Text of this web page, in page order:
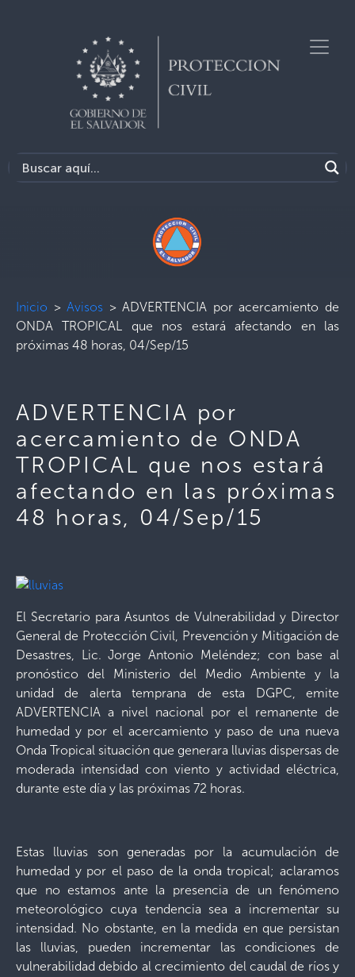
Inicio >Avisos >ADVERTENCIA por acercamiento de
ONDA TROPICAL que nos estará afectando en las
próximas 48 horas, 04/Sep/15
ADVERTENCIA por
acercamiento de ONDA
TROPICAL que nos estará
afectando en las próximas
48 horas, 04/Sep/15
El Secretario para Asuntos de Vulnerabilidad y Director
General de Protección Civil, Prevención y Mitigación de
Desastres, Lic. Jorge Antonio Meléndez; con base al
pronóstico del Ministerio del Medio Ambiente y la
unidad de alerta temprana de esta DGPC, emite
ADVERTENCIA a nivel nacional por el remanente de
humedad y por el acercamiento y paso de una nueva
Onda Tropical situación que generara lluvias dispersas de
moderada intensidad con viento y actividad eléctrica,
durante este día y las próximas 72 horas.
Estas lluvias son generadas por la acumulación de
humedad y por el paso de la onda tropical; aclaramos
que no estamos ante la presencia de un fenómeno
meteorológico cuya tendencia sea a incrementar su
intensidad. No obstante, en la medida en que persistan
las lluvias, pueden incrementar las condiciones de
vulnerabilidad debido al crecimiento del caudal de ríos y